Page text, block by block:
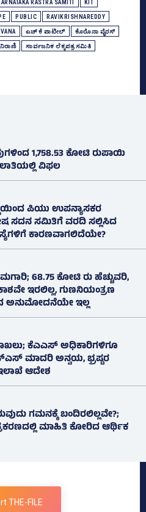
RASTRA SAMITI KIT
PUBLIC RAVIKRISHNAREDDY
ಎಚ್‌ ಕೆ ಪಾಟೀಲ್‌ ಕೊರೊನಾ ವೈರಸ್‌
ಸಾರ್ವಜನಿಕ ಲೆಕ್ಕಪತ್ರ ಸಮಿತಿ
1,758.53 ಕೋಟಿ ರುಪಾಯಿ
ವಿಫಲ
ಪಿಯು ಉಪನ್ಯಾಸಕರ
ಸದನ ಸಮಿತಿಗೆ ವರದಿ ಸಲ್ಲಿಸಿದ
ಕಾರಣವಾಗಲಿದೆಯೇ?
68.75 ಕೋಟಿ ರು ಹೆಚ್ಚುವರಿ,
ಇರಲಿಲ್ಲ, ಗುಣನಿಯಂತ್ರಣ
ಅನುಮೋದನೆಯೇ ಇಲ್ಲ
ಕೆಎಎಸ್ ಅಧಿಕಾರಿಗಳಿಗೂ
ಮಾದರಿ ಅನ್ವಯ, ಭ್ರಷ್ಟರ
ಆದೇಶ
ಗಮನಕ್ಕೆ ಬಂದಿರಲಿಲ್ಲವೇ?;
ಮಾಹಿತಿ ಕೋರಿದ ಆರ್ಥಿಕ
THE-FILE